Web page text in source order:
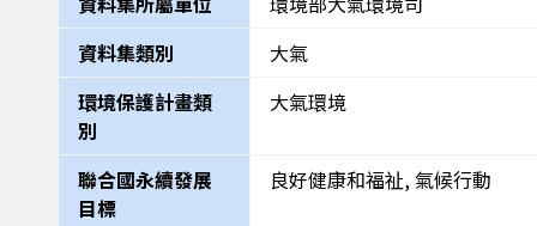
資料集類別
大氣
環境保護計畫類
別
大氣環境
聯合國永續發展
目標
良好健康和福祉, 氣候行動